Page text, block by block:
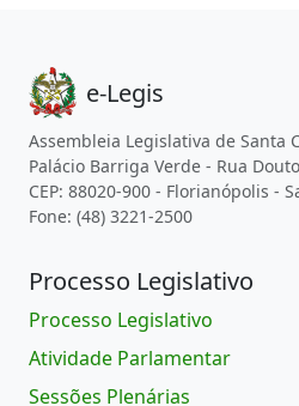
e-Legis
Assembleia Legislativa de Santa
Palácio Barriga Verde - Rua
CEP: 88020-900 - Florianópolis -
Fone: (48) 3221-2500
Processo Legislativo
Processo Legislativo
Atividade Parlamentar
Sessões Plenárias